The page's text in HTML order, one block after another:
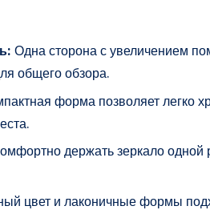
Одна сторона с увеличением
общего обзора.
форма позволяет легко
держать зеркало
цвет и лаконичные формы